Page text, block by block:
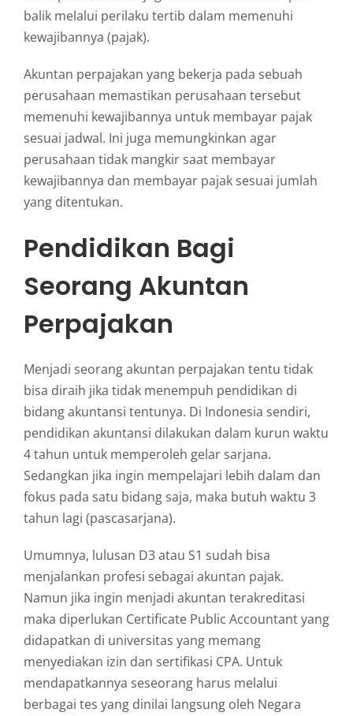
balik melalui perilaku tertib dalam memenuhi
kewajibannya (pajak).
Akuntan perpajakan yang bekerja pada sebuah
perusahaan memastikan perusahaan tersebut
memenuhi kewajibannya untuk membayar pajak
sesuai jadwal. Ini juga memungkinkan agar
perusahaan tidak mangkir saat membayar
kewajibannya dan membayar pajak sesuai jumlah
yang ditentukan.
Pendidikan Bagi
Seorang Akuntan
Perpajakan
Menjadi seorang akuntan perpajakan tentu tidak
bisa diraih jika tidak menempuh pendidikan di
bidang akuntansi tentunya. Di Indonesia sendiri,
pendidikan akuntansi dilakukan dalam kurun waktu
4 tahun untuk memperoleh gelar sarjana.
Sedangkan jika ingin mempelajari lebih dalam dan
fokus pada satu bidang saja, maka butuh waktu 3
tahun lagi (pascasarjana).
Umumnya, lulusan D3 atau S1 sudah bisa
menjalankan profesi sebagai akuntan pajak.
Namun jika ingin menjadi akuntan terakreditasi
maka diperlukan Certificate Public Accountant yang
didapatkan di universitas yang memang
menyediakan izin dan sertifikasi CPA. Untuk
mendapatkannya seseorang harus melalui
berbagai tes yang dinilai langsung oleh Negara